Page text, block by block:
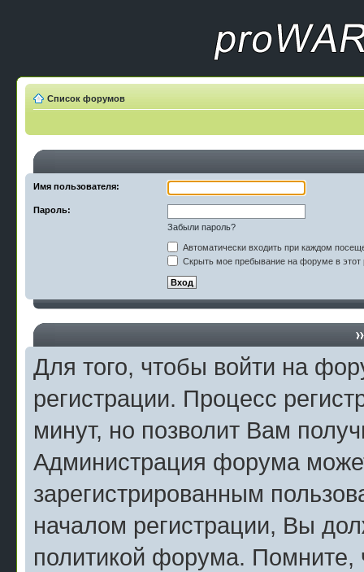
Список форумов
Имя пользователя:
Пароль:
Забыли пароль?
Автоматически входить при каждом
Скрыть мое пребывание на форуме в этот
Для того, чтобы войти на
регистрации. Процесс
минут, но позволит Вам
Администрация форума
зарегистрированным
началом регистрации, Вы
политикой форума.